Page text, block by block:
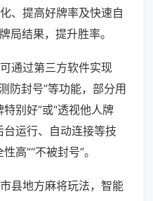
、提高好牌率及快速自
局结果，提升胜率。
通过第三方软件实现
防封号”等功能，部分用
别好”或“透视他人牌
台运行、自动连接等技
高”“不被封号”。
县地方麻将玩法，智能